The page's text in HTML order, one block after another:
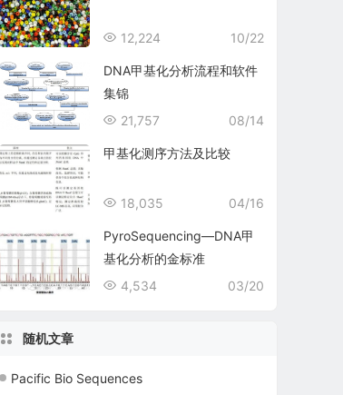
10/22
12,224
DNA甲基化分析流程和软件
集锦
08/14
21,757
甲基化测序方法及比较
04/16
18,035
PyroSequencing—DNA甲
基化分析的金标准
03/20
4,534
随机文章
Pacific Bio Sequences